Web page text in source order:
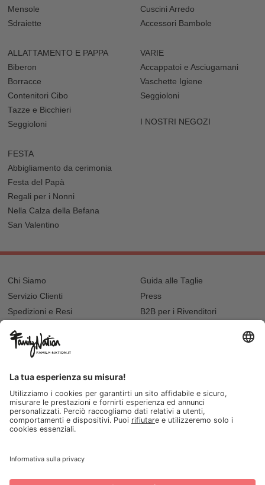
Mensole
Sdraiette
Cuscini Arredo
Accessori Bambole
ALLATTAMENTO E PAPPA
Biberon
Borracce
Contenitori Cibo
Tazze e Bicchieri
Seggioloni
VARIE
Accappatoi e Asciugamani
Vaschette Igiene
Seggioloni
I NOSTRI NEGOZI
FESTA
Abbigliamento da cerimonia
Festa del Papà
Regali per i Nonni
Nella Calza della Befana
San Valentino
Chi Siamo
Servizio Clienti
Spedizioni e Resi
Recupero password?
Lista regalo e nascita
Guida alle Taglie
Press
B2B per i Rivenditori